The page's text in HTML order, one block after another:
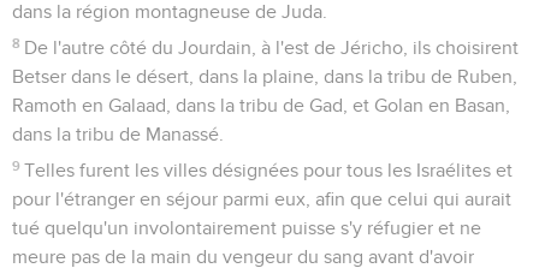
dans la région montagneuse de Juda.
8 De l'autre côté du Jourdain, à l'est de Jéricho, ils choisirent
Betser dans le désert, dans la plaine, dans la tribu de Ruben,
Ramoth en Galaad, dans la tribu de Gad, et Golan en Basan,
dans la tribu de Manassé.
9 Telles furent les villes désignées pour tous les Israélites et
pour l'étranger en séjour parmi eux, afin que celui qui aurait
tué quelqu'un involontairement puisse s'y réfugier et ne
meure pas de la main du vengeur du sang avant d'avoir